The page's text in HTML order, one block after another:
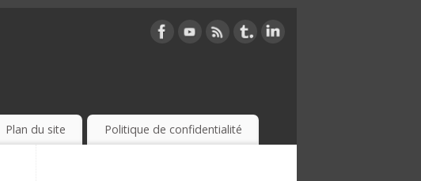
Plan du site Politique de confidentialité